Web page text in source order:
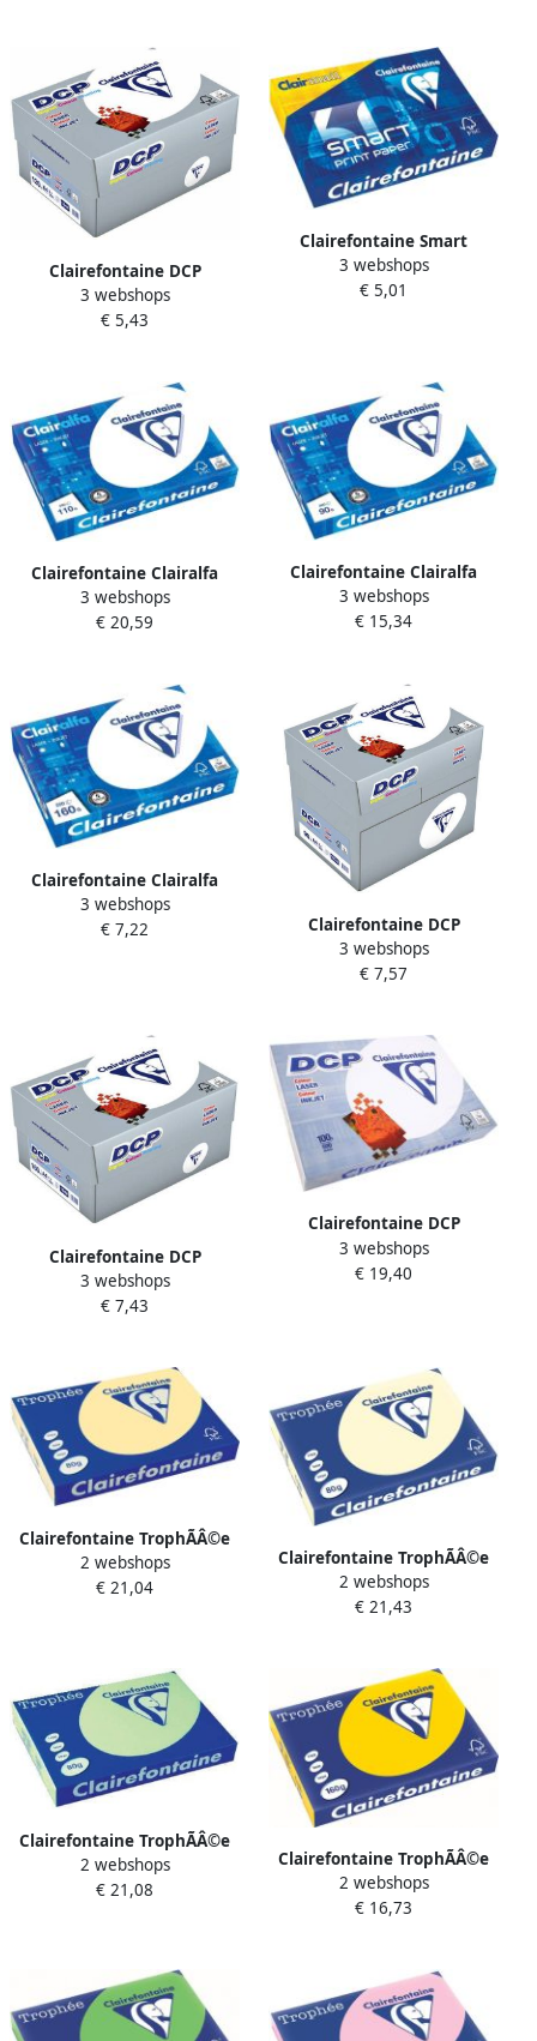
Clairefontaine DCP
presentatiepapier A4 120 g
pak van 250 vel
3 webshops
€ 5,43
Clairefontaine Smart
Printing printpapier ft A4
60 g pak van 500 vel
3 webshops
€ 5,01
Clairefontaine Clairalfa
presentatiepapier A3 110 g
pak van 500 vel
3 webshops
€ 20,59
Clairefontaine Clairalfa
presentatiepapier A3 90 g
pak van 500 vel
3 webshops
€ 15,34
Clairefontaine Clairalfa
presentatiepapier ft A4 160
g pak van 250 vel
3 webshops
€ 7,22
Clairefontaine DCP
presentatiepapier A4 90 g
pak van 500 vel
3 webshops
€ 7,57
Clairefontaine DCP
presentatiepapier A4 160 g
pak van 250 vel
3 webshops
€ 7,43
Clairefontaine DCP
presentatiepapier A3 100 g
pak van 500 vel
3 webshops
€ 19,40
Clairefontaine TrophÃÂ©e
Pastel gekleurd papier A3
80 g 500 vel kanariegeel
2 webshops
€ 21,04
Clairefontaine TrophÃÂ©e
Pastel gekleurd papier A3
80 g 500 vel crÃÂ¨me
2 webshops
€ 21,43
Clairefontaine TrophÃÂ©e
Pastel gekleurd papier A3
80 g 500 vel groen
2 webshops
€ 21,08
Clairefontaine TrophÃÂ©e
Pastel gekleurd papier A3
160 g 250 vel goudgeel
2 webshops
€ 16,73